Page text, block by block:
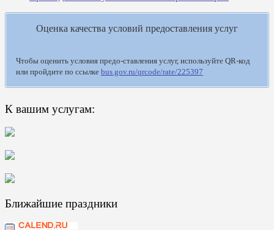
Оценка качества условий предоставления услуг
Чтобы оценить условия предо-ставления услуг, используйте QR-код
или пройдите по ссылке bus.gov.ru/qrcode/rate/225397
К вашим услугам:
Ближайшие праздники